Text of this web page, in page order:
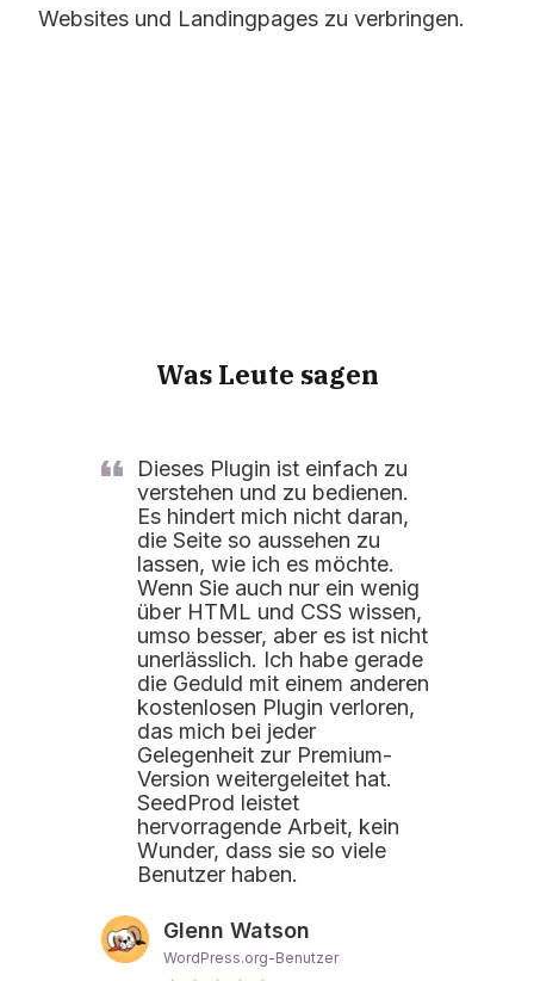
Websites und Landingpages zu verbringen.
Was Leute sagen
Dieses Plugin ist einfach zu
verstehen und zu bedienen.
Es hindert mich nicht daran,
die Seite so aussehen zu
lassen, wie ich es möchte.
Wenn Sie auch nur ein wenig
über HTML und CSS wissen,
umso besser, aber es ist nicht
unerlässlich. Ich habe gerade
die Geduld mit einem anderen
kostenlosen Plugin verloren,
das mich bei jeder
Gelegenheit zur Premium-
Version weitergeleitet hat.
SeedProd leistet
hervorragende Arbeit, kein
Wunder, dass sie so viele
Benutzer haben.
Glenn Watson
WordPress.org-Benutzer